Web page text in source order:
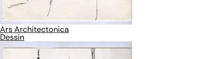
Ars Architectonica
Dessin